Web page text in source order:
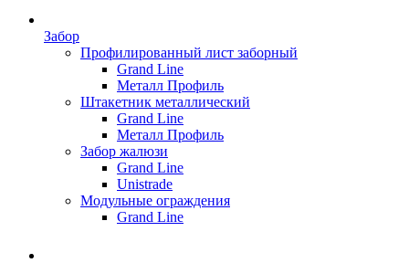
Забор
Профилированный лист заборный
Grand Line
Металл Профиль
Штакетник металлический
Grand Line
Металл Профиль
Забор жалюзи
Grand Line
Unistrade
Модульные ограждения
Grand Line